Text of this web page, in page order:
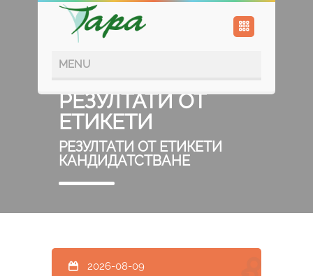
РЕЗУЛТАТИ ОТ
ЕТИКЕТИ
РЕЗУЛТАТИ ОТ ЕТИКЕТИ
КАНДИДАТСТВАНЕ
2026-08-09